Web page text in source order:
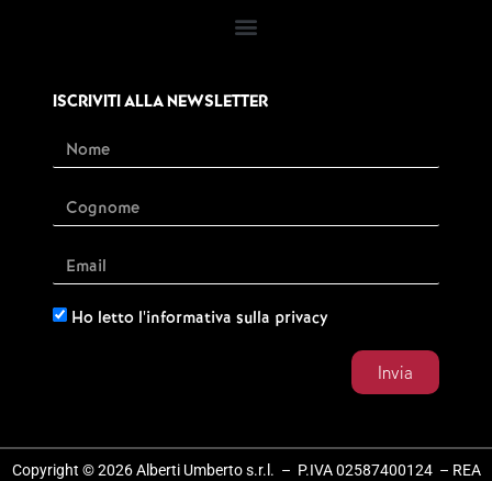
ISCRIVITI ALLA NEWSLETTER
Ho letto l'informativa sulla privacy
Invia
Copyright © 2026 Alberti Umberto s.r.l. – P.IVA 02587400124 – REA